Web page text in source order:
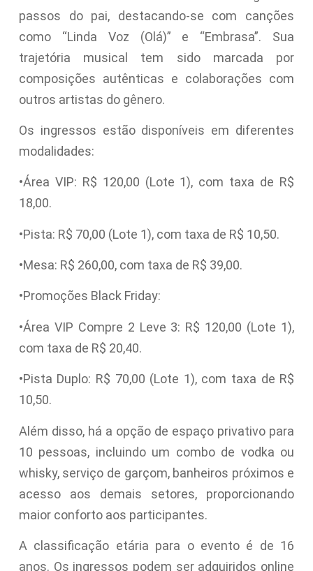
passos do pai, destacando-se com canções
como “Linda Voz (Olá)” e “Embrasa”. Sua
trajetória musical tem sido marcada por
composições autênticas e colaborações com
outros artistas do gênero.
Os ingressos estão disponíveis em diferentes
modalidades:
•Área VIP: R$ 120,00 (Lote 1), com taxa de R$
18,00.
•Pista: R$ 70,00 (Lote 1), com taxa de R$ 10,50.
•Mesa: R$ 260,00, com taxa de R$ 39,00.
•Promoções Black Friday:
•Área VIP Compre 2 Leve 3: R$ 120,00 (Lote 1),
com taxa de R$ 20,40.
•Pista Duplo: R$ 70,00 (Lote 1), com taxa de R$
10,50.
Além disso, há a opção de espaço privativo para
10 pessoas, incluindo um combo de vodka ou
whisky, serviço de garçom, banheiros próximos e
acesso aos demais setores, proporcionando
maior conforto aos participantes.
A classificação etária para o evento é de 16
anos. Os ingressos podem ser adquiridos online